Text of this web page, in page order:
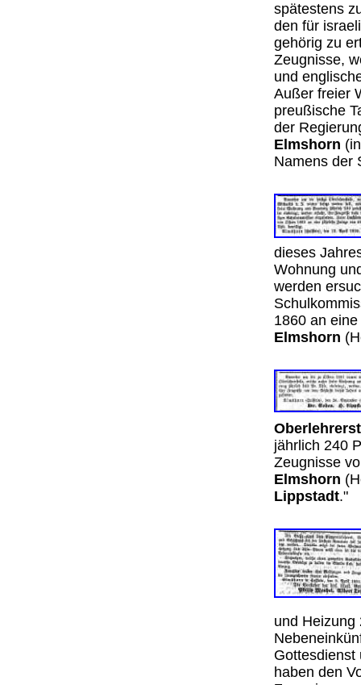
spätestens
den für
gehörig zu
Zeugnisse,
und
Außer freier
preußische
der
Elmshorn
Namens der
dieses
Wohnung
werden
1860 an
Elmshorn
jährlich 240
Zeugnisse
Elmshorn
Lippstadt
und Heizung
Gottesdienst
haben den